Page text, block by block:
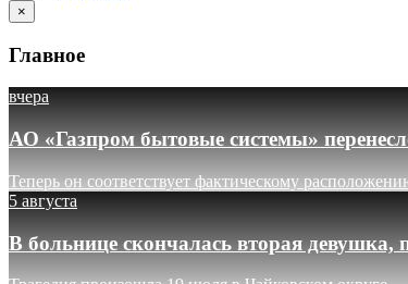
×
Главное
вчера
АО «Газпром бытовые системы»
Теперь он соответствует фактическому
5 августа
В больнице скончалась вторая